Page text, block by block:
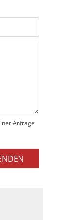
Anfrage